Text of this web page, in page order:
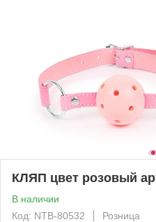
КЛЯП цвет розовый
В наличии
Код: NTB-80532
Розница